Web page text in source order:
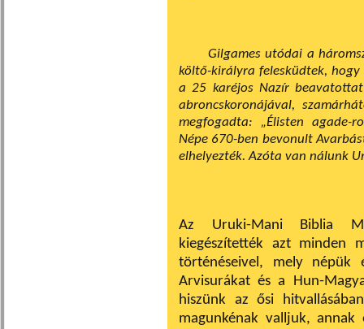
Gilgames utódai a
költő-királyra fel­esküdtek,
a 25 karéjos Nazír
abroncskoronájával,
megfogadta: „Élisten agade-
Népe 670-ben bevonult
elhelyezték. Azóta van nálunk
Az Uruki-Mani Biblia
kiegészítették azt minden
történéseivel, mely népük
Arvisurákat és a Hun-
hiszünk az ősi
magunkénak valljuk,